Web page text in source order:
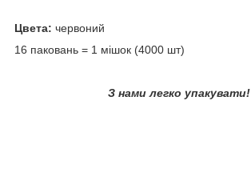
Цвета: червоний
16 паковань = 1 мішок (4000 шт)
З нами легко упакувати!